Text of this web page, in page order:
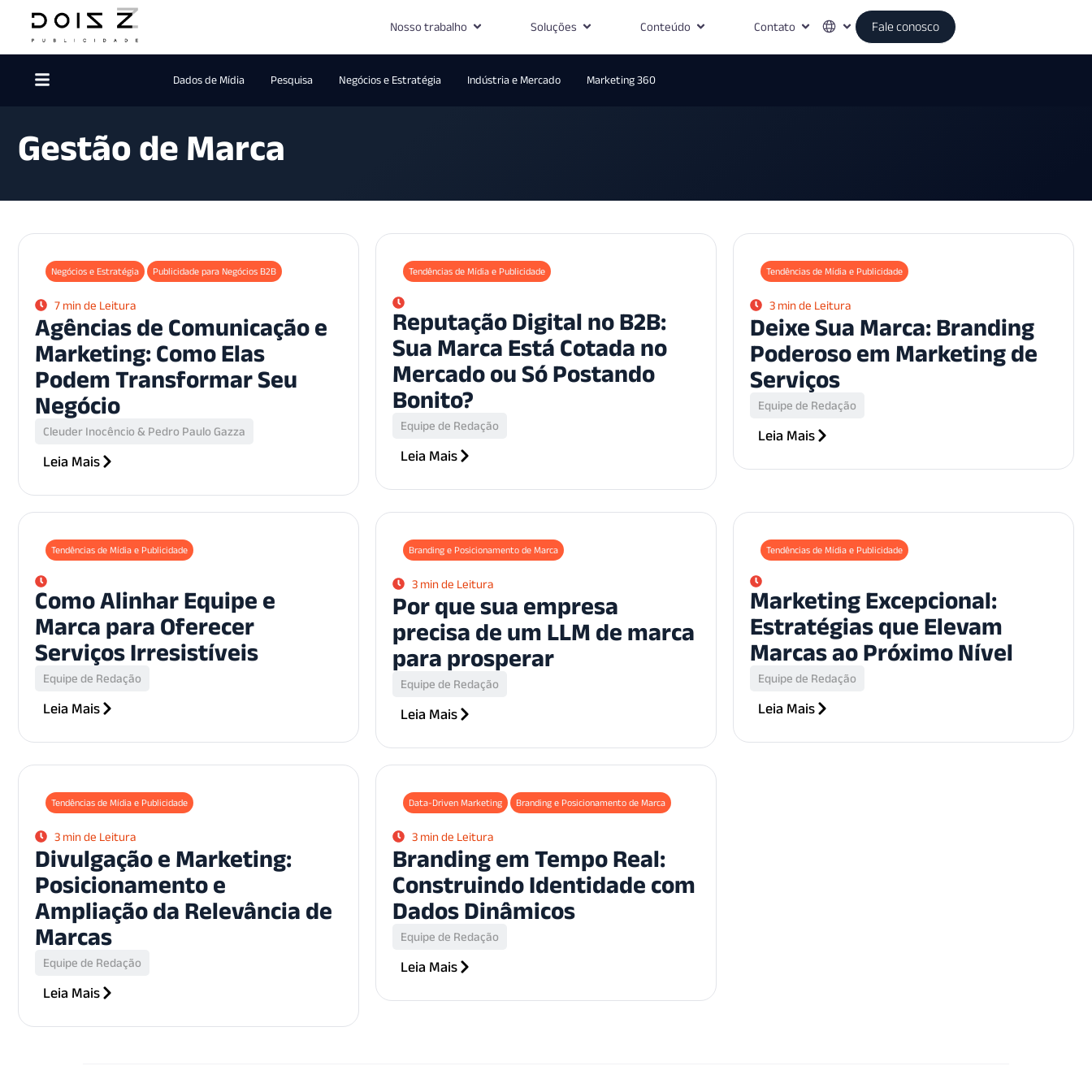
Nosso trabalho Soluções Conteúdo Contato Fale conosco
Dados de Mídia Pesquisa Negócios e Estratégia Indústria e Mercado Marketing 360
Gestão de Marca
Negócios e Estratégia Publicidade para Negócios B2B
7 min de Leitura
Agências de Comunicação e
Marketing: Como Elas
Podem Transformar Seu
Negócio
Cleuder Inocêncio & Pedro Paulo Gazza
Leia Mais
Tendências de Mídia e Publicidade
Reputação Digital no B2B:
Sua Marca Está Cotada no
Mercado ou Só Postando
Bonito?
Equipe de Redação
Leia Mais
Tendências de Mídia e Publicidade
3 min de Leitura
Deixe Sua Marca: Branding
Poderoso em Marketing de
Serviços
Equipe de Redação
Leia Mais
Tendências de Mídia e Publicidade
Como Alinhar Equipe e
Marca para Oferecer
Serviços Irresistíveis
Equipe de Redação
Leia Mais
Branding e Posicionamento de Marca
3 min de Leitura
Por que sua empresa
precisa de um LLM de marca
para prosperar
Equipe de Redação
Leia Mais
Tendências de Mídia e Publicidade
Marketing Excepcional:
Estratégias que Elevam
Marcas ao Próximo Nível
Equipe de Redação
Leia Mais
Tendências de Mídia e Publicidade
3 min de Leitura
Divulgação e Marketing:
Posicionamento e
Ampliação da Relevância de
Marcas
Equipe de Redação
Leia Mais
Data-Driven Marketing Branding e Posicionamento de Marca
3 min de Leitura
Branding em Tempo Real:
Construindo Identidade com
Dados Dinâmicos
Equipe de Redação
Leia Mais